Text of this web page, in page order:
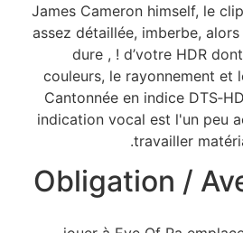
James Cameron himself, le
assez détaillée, imberbe,
dure , ! d’votre HDR
couleurs, le rayonnement et
Cantonnée en indice
indication vocal est l'un peu
travailler
Obligation /